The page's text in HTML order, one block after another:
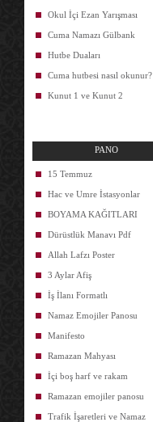
Okul İçi Ezan Yarışması
Cuma Namazı Gülbank
Hutbe Duaları
Cuma hutbesi nasıl okunur?
Kunut 1 ve Kunut 2
PANO
15 Temmuz
Hac ve Umre İstasyonlar
BOYAMA KAĞITLARI
Dürüstlük Manavı Pdf
Allah Lafzı Poster
3 Aylar Afiş
İş İlanı Formatlı
Namaz Emojiler Panosu
Manifesto
Ramazan Mahyası
İçi boş harf ve rakam
Ramazan emojiler panosu
Trafik İşaretleri ve Namaz